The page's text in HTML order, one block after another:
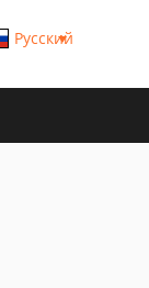
Русский